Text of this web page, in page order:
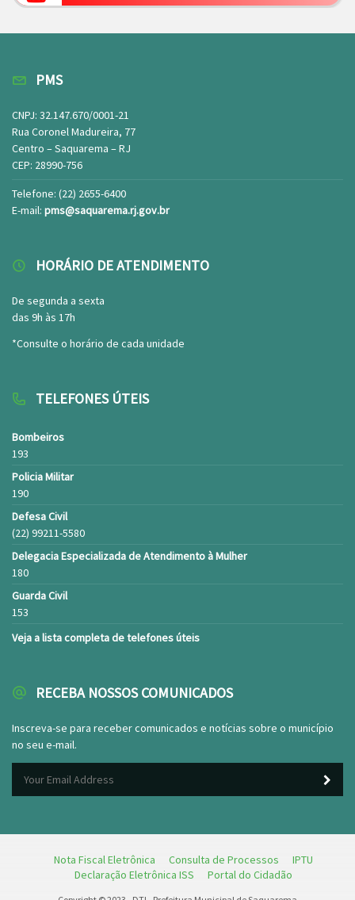
PMS
CNPJ: 32.147.670/0001-21
Rua Coronel Madureira, 77
Centro – Saquarema – RJ
CEP: 28990-756
Telefone: (22) 2655-6400
E-mail: pms@saquarema.rj.gov.br
HORÁRIO DE ATENDIMENTO
De segunda a sexta
das 9h às 17h
*Consulte o horário de cada unidade
TELEFONES ÚTEIS
Bombeiros
193
Policia Militar
190
Defesa Civil
(22) 99211-5580
Delegacia Especializada de Atendimento à Mulher
180
Guarda Civil
153
Veja a lista completa de telefones úteis
RECEBA NOSSOS COMUNICADOS
Inscreva-se para receber comunicados e notícias sobre o município
no seu e-mail.
Nota Fiscal Eletrônica Consulta de Processos
IPTU
Declaração Eletrônica ISS
Portal do Cidadão